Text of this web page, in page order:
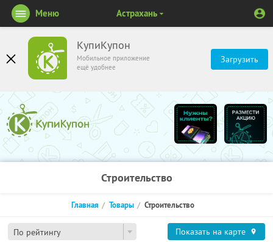
КупиКупон
Мобильное приложение
ещё удобнее
Загрузить
Меню Астрахань
Строительство
По рейтингу
Главная Товары Строительство
Показать на карте